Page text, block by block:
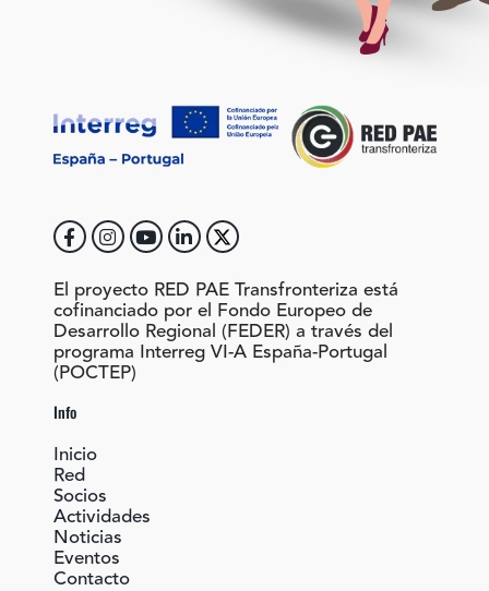
El proyecto RED PAE Transfronteriza está
cofinanciado por el Fondo Europeo de
Desarrollo Regional (FEDER) a través del
programa Interreg VI-A España-Portugal
(POCTEP)
Info
Inicio
Red
Socios
Actividades
Noticias
Eventos
Contacto